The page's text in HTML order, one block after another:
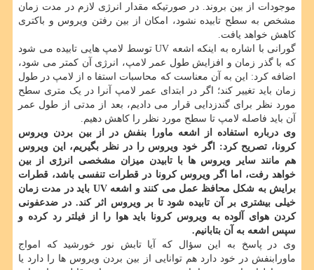
موجودات از بین بروند. در صورتیکه مقدار انرژی لازم در مدت زمان
مشخص به سطح تابیده نشود، امکان از بین رفتن ویروس و باکتری
کاهش خواهد یافت.
گورانی با اشاره به اینکه اشعه UV توسط لامپ هایی تابیده می شود
که با گذر زمان و افزایش طول عمر لامپ، انرژی آن کمتر می شود،
اضافه کرد: این به آن معناست که محاسبات استفا ه از لامپ در طول
زمان باید تغییر کند؛ اگر در ابتدای عمر لامپ آنرا در یک متری سطح
مورد نظر برای گندزدایی قرار می دادیم، بعد از مدتی از طول عمر
آن باید فاصله لامپ تا سطح مورد نظر را کاهش دهیم.
وی درباره استفاده از اشعه ماورا بنفش در از بین بردن ویروس
کرونا، تصریح کرد: اگر خود ویروس را در نظر بگیریم، این ویروس
هم مانند سایر ویروس ها با تابیدن میزان مشخصی انرژی از بین
خواهد رفت، اما اگر ویروس کرونا در قطرات تنفسی باشد، قطرات
برایش به شکل محافظ عمل می کنند و اشعه UV باید در مدت زمان
خیلی بیشتری بر آن تابیده شود تا بر ویروس اثر کند. در ضدعفونی
کردن هوای آلوده به ویروس کرونا باید هوا را از فیلتر رد کرده و
سپس اشعه به آن بتابانیم.
وی در پاسخ به این سؤال که آیا تابش نور خورشید که امواج
ماورابنفش در خود دارد هم توانایی از بین بردن ویروس ها را دارد یا